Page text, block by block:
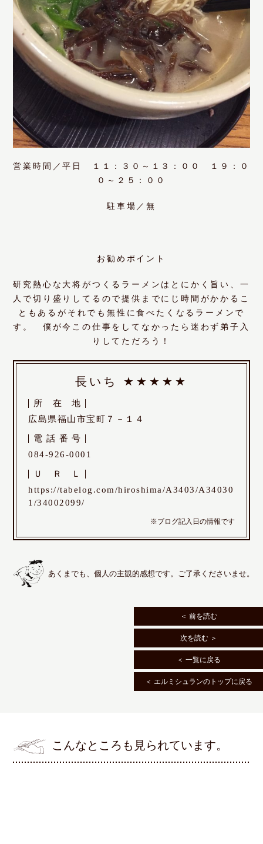
営業時間／平日 １１：３０～１３：００ １９：０
０～２５：００
駐車場／無
お勧めポイント
研究熱心な大将がつくるラーメンはとにかく旨い、一
人で切り盛りしてるので提供までにじ時間がかかるこ
ともあるがそれでも無性に食べたくなるラーメンで
す。 僕が今この仕事をしてなかったら迷わず弟子入
りしてただろう！
長いち ★★★★★
所 在
地
広島県福山市宝町７－１４
電 話 番 号
084-926-0001
Ｕ Ｒ
Ｌ
https://tabelog.com/hiroshima/A3403/A34030
1/34002099/
※ブログ記入日の情報です
あくまでも、個人の主観的感想です。ご了承くださいませ。
＜ 前を読む
次を読む ＞
＜ 一覧に戻る
＜ エルミシュランのトップに戻る
こんなところも見られています。